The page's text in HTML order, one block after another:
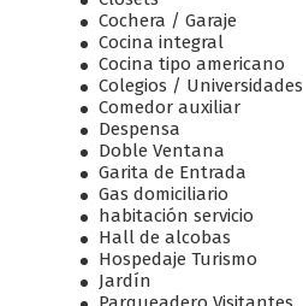
Cochera / Garaje
Cocina integral
Cocina tipo americano
Colegios / Universidades
Comedor auxiliar
Despensa
Doble Ventana
Garita de Entrada
Gas domiciliario
habitación servicio
Hall de alcobas
Hospedaje Turismo
Jardín